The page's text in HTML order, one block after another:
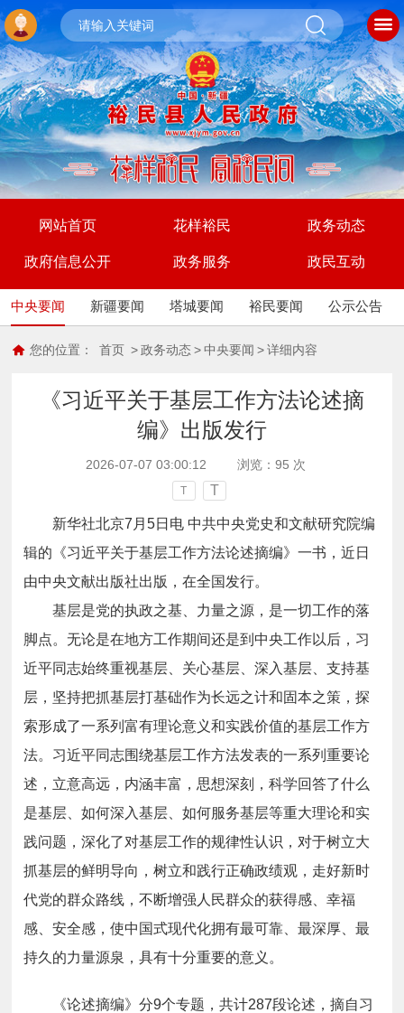
网站首页 花样裕民 政务动态
政府信息公开 政务服务 政民互动
中央要闻 新疆要闻 塔城要闻 裕民要闻 公示公告
您的位置： 首页 > 政务动态 > 中央要闻 > 详细内容
《习近平关于基层工作方法论述摘
编》出版发行
2026-07-07 03:00:12 浏览： 95 次
T T
新华社北京7月5日电 中共中央党史和文献研究院编
辑的《习近平关于基层工作方法论述摘编》一书，近日
由中央文献出版社出版，在全国发行。
基层是党的执政之基、力量之源，是一切工作的落
脚点。无论是在地方工作期间还是到中央工作以后，习
近平同志始终重视基层、关心基层、深入基层、支持基
层，坚持把抓基层打基础作为长远之计和固本之策，探
索形成了一系列富有理论意义和实践价值的基层工作方
法。习近平同志围绕基层工作方法发表的一系列重要论
述，立意高远，内涵丰富，思想深刻，科学回答了什么
是基层、如何深入基层、如何服务基层等重大理论和实
践问题，深化了对基层工作的规律性认识，对于树立大
抓基层的鲜明导向，树立和践行正确政绩观，走好新时
代党的群众路线，不断增强人民群众的获得感、幸福
感、安全感，使中国式现代化拥有最可靠、最深厚、最
持久的力量源泉，具有十分重要的意义。
《论述摘编》分9个专题，共计287段论述，摘自习